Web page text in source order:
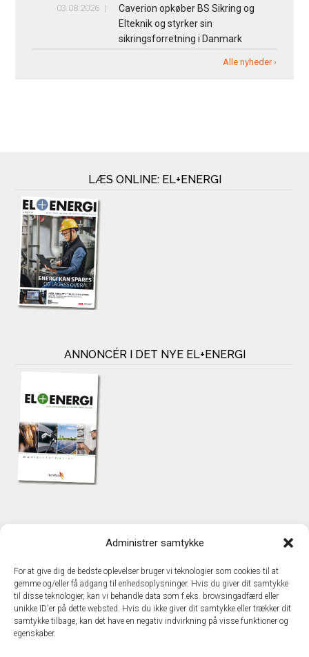
Administrer samtykke
For at give dig de bedste oplevelser bruger vi teknologier som cookies til at
gemme og/eller få adgang til enhedsoplysninger. Hvis du giver dit samtykke
til disse teknologier, kan vi behandle data som f.eks. browsingadfærd eller
unikke ID'er på dette websted. Hvis du ikke giver dit samtykke eller trækker dit
samtykke tilbage, kan det have en negativ indvirkning på visse funktioner og
egenskaber.
03.08.2026
Caverion opkøber BS Sikring og
Elteknik og styrker sin
sikringsforretning i Danmark
Alle nyheder ›
LÆS ONLINE: EL+ENERGI
ANNONCÉR I DET NYE EL+ENERGI
TechMedia A/S
DK – 2600 Glostrup
www.techmedia.dk
Telefon: +45 43 24 26 28
E-mail:info@techmedia.dk